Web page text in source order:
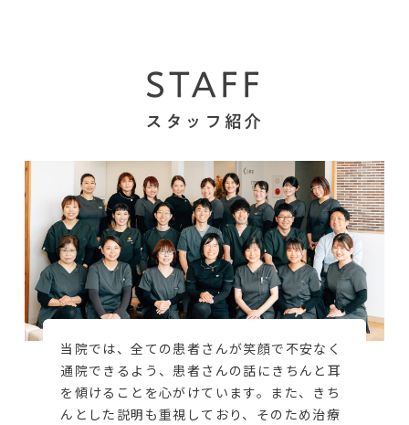
STAFF
スタッフ紹介
当院では、全ての患者さんが笑顔で不安なく
通院できるよう、患者さんの話にきちんと耳
を傾けることを心がけています。また、きち
んとした説明も重視しており、そのため治療